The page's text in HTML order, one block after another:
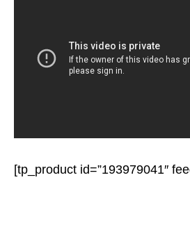
[tp_product id=”193979041″